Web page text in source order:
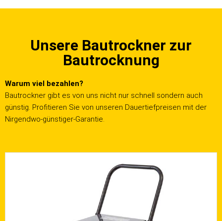
Unsere Bautrockner zur
Bautrocknung
Warum viel bezahlen?
Bautrockner gibt es von uns nicht nur schnell sondern auch
günstig. Profitieren Sie von unseren Dauertiefpreisen mit der
Nirgendwo-günstiger-Garantie.